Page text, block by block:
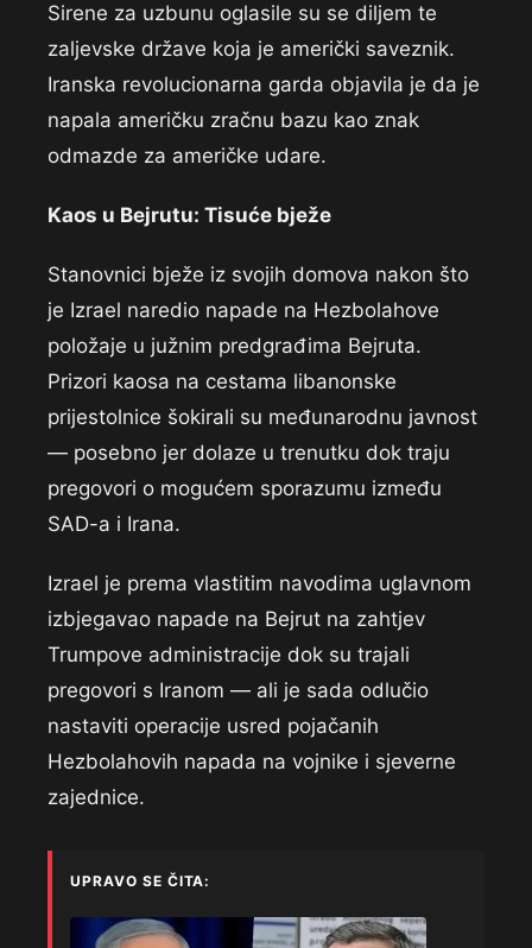
Sirene za uzbunu oglasile su se diljem te
zaljevske države koja je američki saveznik.
Iranska revolucionarna garda objavila je da je
napala američku zračnu bazu kao znak
odmazde za američke udare.
Kaos u Bejrutu: Tisuće bježe
Stanovnici bježe iz svojih domova nakon što
je Izrael naredio napade na Hezbolahove
položaje u južnim predgrađima Bejruta.
Prizori kaosa na cestama libanonske
prijestolnice šokirali su međunarodnu javnost
— posebno jer dolaze u trenutku dok traju
pregovori o mogućem sporazumu između
SAD-a i Irana.
Izrael je prema vlastitim navodima uglavnom
izbjegavao napade na Bejrut na zahtjev
Trumpove administracije dok su trajali
pregovori s Iranom — ali je sada odlučio
nastaviti operacije usred pojačanih
Hezbolahovih napada na vojnike i sjeverne
zajednice.
UPRAVO SE ČITA: